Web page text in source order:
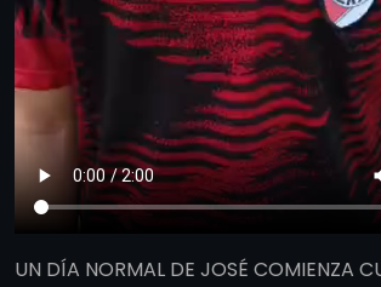
UN DÍA NORMAL DE JOSÉ COMIENZA